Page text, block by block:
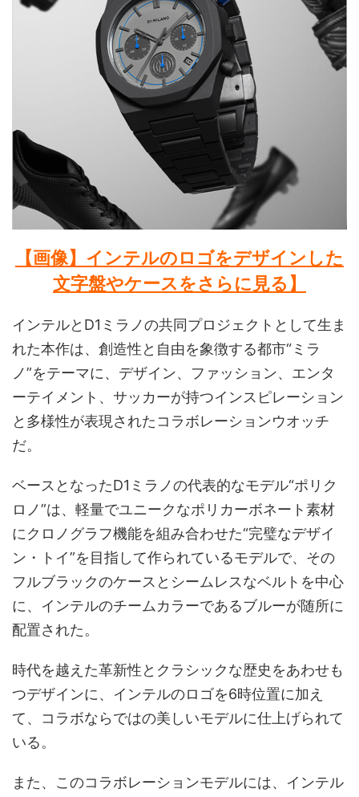
【画像】インテルのロゴをデザインした
文字盤やケースをさらに見る】
インテルとD1ミラノの共同プロジェクトとして生ま
れた本作は、創造性と自由を象徴する都市“ミラ
ノ”をテーマに、デザイン、ファッション、エンタ
ーテイメント、サッカーが持つインスピレーション
と多様性が表現されたコラボレーションウオッチ
だ。
ベースとなったD1ミラノの代表的なモデル“ポリク
ロノ”は、軽量でユニークなポリカーボネート素材
にクロノグラフ機能を組み合わせた“完璧なデザイ
ン・トイ”を目指して作られているモデルで、その
フルブラックのケースとシームレスなベルトを中心
に、インテルのチームカラーであるブルーが随所に
配置された。
時代を越えた革新性とクラシックな歴史をあわせも
つデザインに、インテルのロゴを6時位置に加え
て、コラボならではの美しいモデルに仕上げられて
いる。
また、このコラボレーションモデルには、インテル